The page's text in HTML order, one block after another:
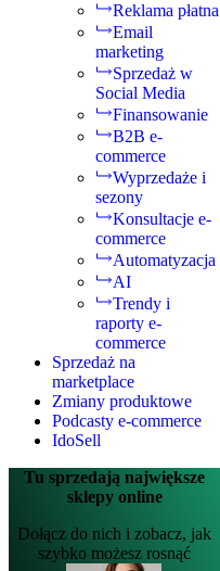
Reklama płatna
Email
marketing
Sprzedaż w
Social Media
Finansowanie
B2B e-
commerce
Wyprzedaże i
sezony
Konsultacje e-
commerce
Automatyzacja
AI
Trendy i
raporty e-
commerce
Sprzedaż na
marketplace
Zmiany produktowe
Podcasty e-commerce
IdoSell
Tu sprzedają największe
sklepy online
Dołącz do nich i zobacz, jak
szybko możesz rosnąć